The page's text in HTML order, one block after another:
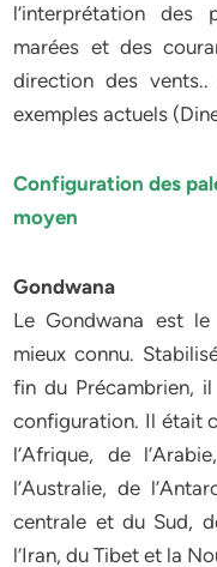
l’interprétation des
marées et des
direction des
exemples actuels
Configuration des
moyen
Gondwana
Le Gondwana est
mieux connu.
fin du Précambrien,
configuration. Il était
l’Afrique, de
l’Australie, de
centrale et du Sud,
l’Iran, du Tibet et la